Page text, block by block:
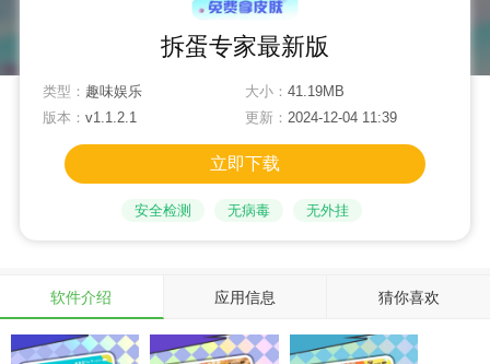
拆蛋专家最新版
类型： 趣味娱乐 大小： 41.19MB
版本： v1.1.2.1 更新： 2024-12-04 11:39
立即下载
安全检测 无病毒 无外挂
软件介绍 应用信息 猜你喜欢